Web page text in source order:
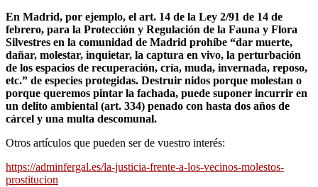
En Madrid, por ejemplo, el art. 14 de la Ley 2/91 de 14 de
febrero, para la Protección y Regulación de la Fauna y Flora
Silvestres en la comunidad de Madrid prohíbe “dar muerte,
dañar, molestar, inquietar, la captura en vivo, la perturbación
de los espacios de recuperación, cría, muda, invernada, reposo,
etc.” de especies protegidas. Destruir nidos porque molestan o
porque queremos pintar la fachada, puede suponer incurrir en
un delito ambiental (art. 334) penado con hasta dos años de
cárcel y una multa descomunal.
Otros artículos que pueden ser de vuestro interés:
https://adminfergal.es/la-justicia-frente-a-los-vecinos-molestos-
prostitucion